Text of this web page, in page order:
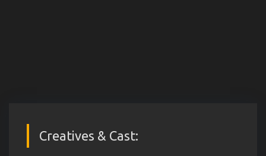
Creatives & Cast: